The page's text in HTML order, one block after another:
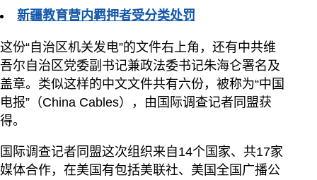
新疆教育营内羁押者受分类处罚
这份“自治区机关发电”的文件右上角，还有中共维
吾尔自治区党委副书记兼政法委书记朱海仑署名及
盖章。类似这样的中文文件共有六份，被称为“中国
电报”（China Cables），由国际调查记者同盟获
得。
国际调查记者同盟这次组织来自14个国家、共17家
媒体合作，在美国有包括美联社、美国全国广播公